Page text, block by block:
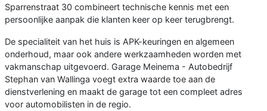
Sparrenstraat 30 combineert technische kennis met een
persoonlijke aanpak die klanten keer op keer terugbrengt.
De specialiteit van het huis is APK-keuringen en algemeen
onderhoud, maar ook andere werkzaamheden worden met
vakmanschap uitgevoerd. Garage Meinema - Autobedrijf
Stephan van Wallinga voegt extra waarde toe aan de
dienstverlening en maakt de garage tot een compleet adres
voor automobilisten in de regio.